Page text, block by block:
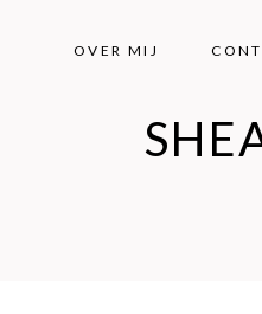
OVER MIJ